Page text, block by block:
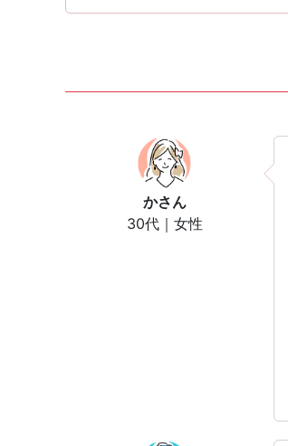
かさん
30代｜女性